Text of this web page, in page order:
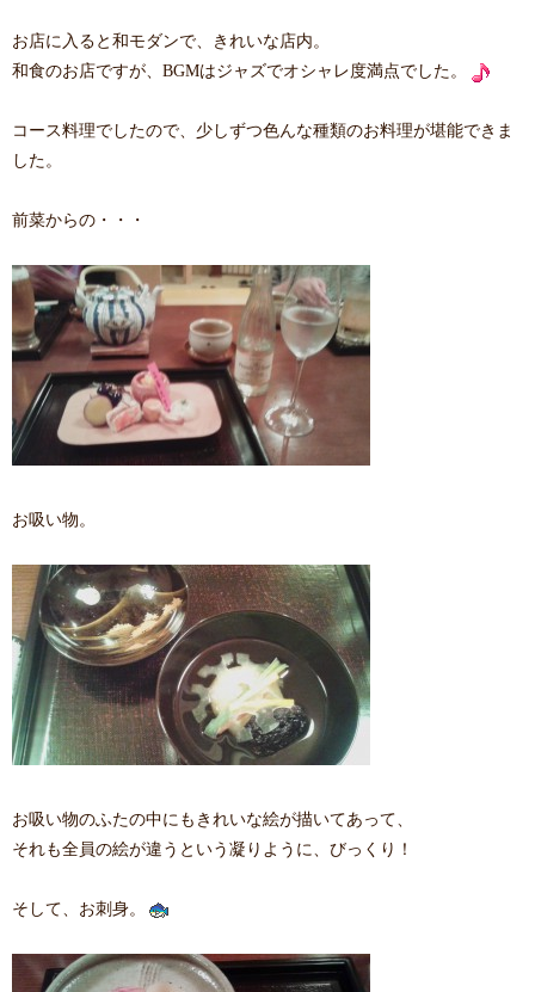
お店に入ると和モダンで、きれいな店内。
和食のお店ですが、BGMはジャズでオシャレ度満点でした。
コース料理でしたので、少しずつ色んな種類のお料理が堪能できま
した。
前菜からの・・・
お吸い物。
お吸い物のふたの中にもきれいな絵が描いてあって、
それも全員の絵が違うという凝りように、びっくり！
そして、お刺身。